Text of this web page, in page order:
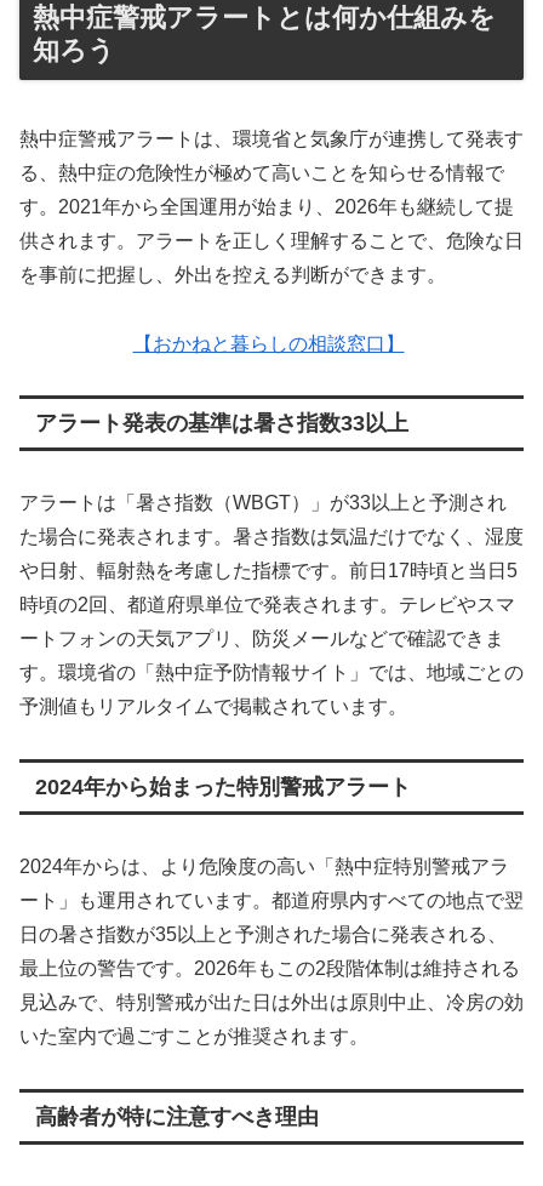
熱中症警戒アラートとは何か仕組みを
知ろう
熱中症警戒アラートは、環境省と気象庁が連携して発表す
る、熱中症の危険性が極めて高いことを知らせる情報で
す。2021年から全国運用が始まり、2026年も継続して提
供されます。アラートを正しく理解することで、危険な日
を事前に把握し、外出を控える判断ができます。
【おかねと暮らしの相談窓口】
アラート発表の基準は暑さ指数33以上
アラートは「暑さ指数（WBGT）」が33以上と予測され
た場合に発表されます。暑さ指数は気温だけでなく、湿度
や日射、輻射熱を考慮した指標です。前日17時頃と当日5
時頃の2回、都道府県単位で発表されます。テレビやスマ
ートフォンの天気アプリ、防災メールなどで確認できま
す。環境省の「熱中症予防情報サイト」では、地域ごとの
予測値もリアルタイムで掲載されています。
2024年から始まった特別警戒アラート
2024年からは、より危険度の高い「熱中症特別警戒アラ
ート」も運用されています。都道府県内すべての地点で翌
日の暑さ指数が35以上と予測された場合に発表される、
最上位の警告です。2026年もこの2段階体制は維持される
見込みで、特別警戒が出た日は外出は原則中止、冷房の効
いた室内で過ごすことが推奨されます。
高齢者が特に注意すべき理由